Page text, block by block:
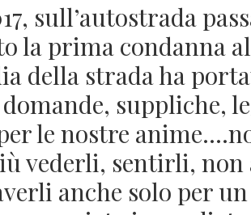
sull’autostrada
la prima condanna
della strada ha
domande, suppliche,
le nostre
vederli, sentirli,
anche solo per